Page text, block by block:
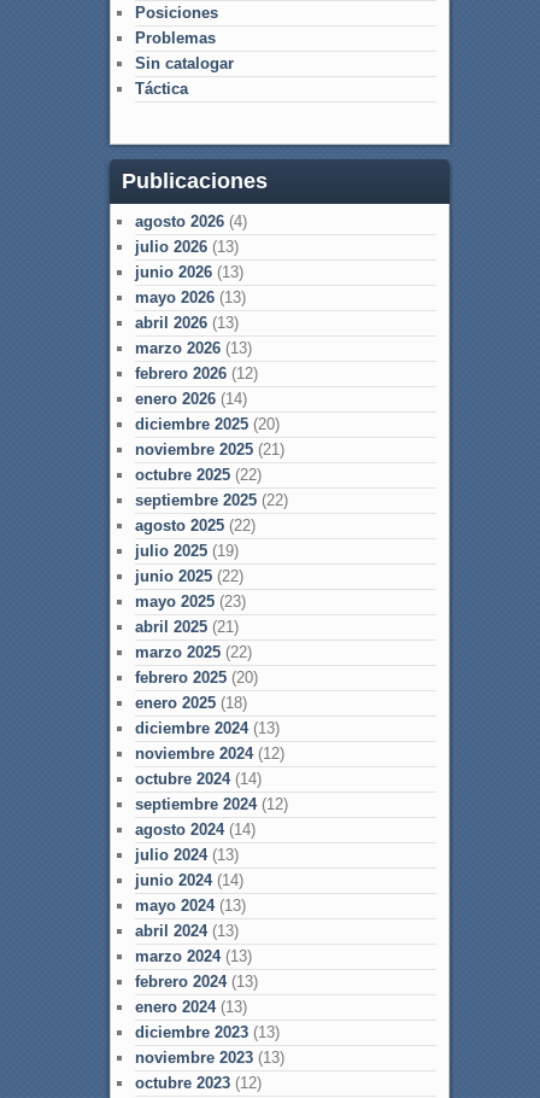
Posiciones
Problemas
Sin catalogar
Táctica
Publicaciones
agosto 2026(4)
julio 2026(13)
junio 2026(13)
mayo 2026(13)
abril 2026(13)
marzo 2026(13)
febrero 2026(12)
enero 2026(14)
diciembre 2025(20)
noviembre 2025(21)
octubre 2025(22)
septiembre 2025(22)
agosto 2025(22)
julio 2025(19)
junio 2025(22)
mayo 2025(23)
abril 2025(21)
marzo 2025(22)
febrero 2025(20)
enero 2025(18)
diciembre 2024(13)
noviembre 2024(12)
octubre 2024(14)
septiembre 2024(12)
agosto 2024(14)
julio 2024(13)
junio 2024(14)
mayo 2024(13)
abril 2024(13)
marzo 2024(13)
febrero 2024(13)
enero 2024(13)
diciembre 2023(13)
noviembre 2023(13)
octubre 2023(12)